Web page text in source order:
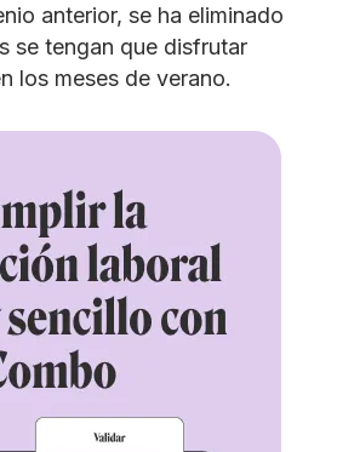
anterior, se ha eliminado
se tengan que disfrutar
los meses de verano.